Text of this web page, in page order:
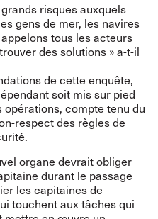
risques auxquels
gens de mer, les navires
tous les acteurs
des solutions » a-t-il
de cette enquête,
soit mis sur pied
compte tenu du
respect des règles de
organe devrait obliger
durant le passage
les capitaines de
touchent aux tâches qui